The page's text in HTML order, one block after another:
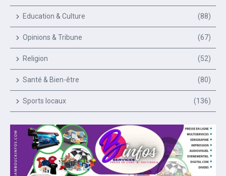
Education & Culture (88)
Opinions & Tribune (67)
Religion (52)
Santé & Bien-être (80)
Sports locaux (136)